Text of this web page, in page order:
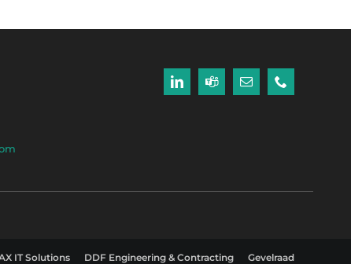
IT Solutions DDF Engineering & Contracting Gevelraad